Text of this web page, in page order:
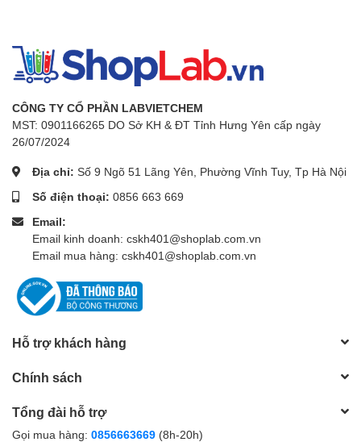
CÔNG TY CỔ PHẦN LABVIETCHEM
MST: 0901166265 DO Sở KH & ĐT Tỉnh Hưng Yên cấp ngày
26/07/2024
Địa chỉ: Số 9 Ngõ 51 Lãng Yên, Phường Vĩnh Tuy, Tp Hà Nội
Số điện thoại: 0856 663 669
Email:
Email kinh doanh: cskh401@shoplab.com.vn
Email mua hàng: cskh401@shoplab.com.vn
Hỗ trợ khách hàng
Chính sách
Tổng đài hỗ trợ
Gọi mua hàng: 0856663669 (8h-20h)